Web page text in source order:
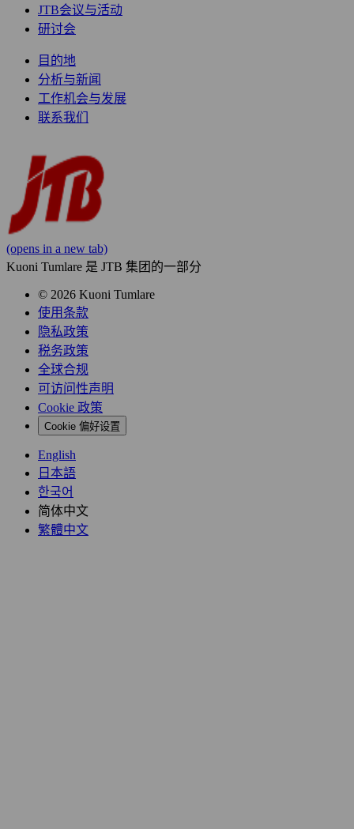
JTB会议与活动
研讨会
目的地
分析与新闻
工作机会与发展
联系我们
(opens in a new tab)
Kuoni Tumlare 是 JTB 集团的一部分
© 2026 Kuoni Tumlare
使用条款
隐私政策
税务政策
全球合规
可访问性声明
Cookie 政策
Cookie 偏好设置
English
日本語
한국어
简体中文
繁體中文